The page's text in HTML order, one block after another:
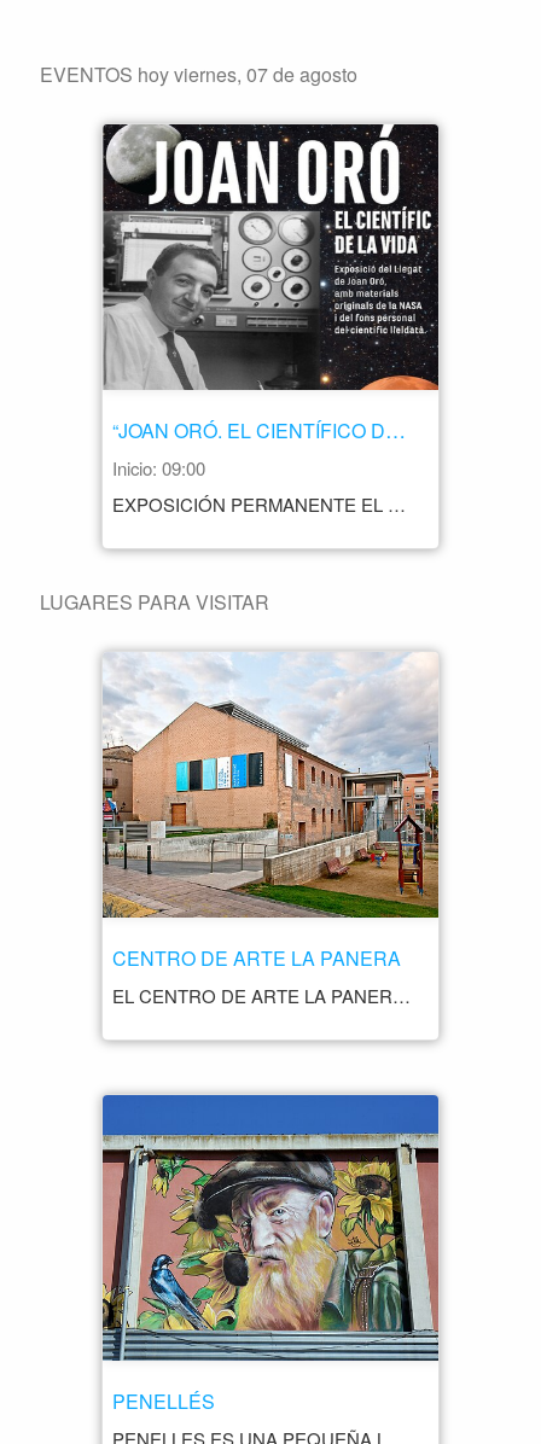
EVENTOS hoy viernes, 07 de agosto
“JOAN ORÓ. EL CIENTÍFICO DE LA VIDA”
Inicio: 09:00
EXPOSICIÓN PERMANENTE EL TÍTULO DE LA EXPOSICIÓN RECOGE EL LEMA QUE MOVIÓ AL CIENTÍFICO LERIDANO: DESCUBRIR EL ORIGEN DE LA VIDA. LA MUESTRA RECOGE UN TOTAL DE 161 PIEZAS RELEVANTES DE SU LEGADO: LA MESA DE TRABAJO, DE MODELO PRESIDENCIAL, QUE VIAJÓ DE LLEIDA A HOUSTON Y REGRESO A LLEIDA, CON SILLAS A JUEGO; LAS LIBRETAS DE TRABAJO CON APUNTES Y LIBROS ESPECIALIZADOS; FOTOGRAFÍAS PERSONALES, DIPLOMAS Y CONMEMORACIONES RECIBIDAS A LO LARGO DE SU CARRERA; IMÁGENES ORIGINALES DE LA NASA, GLOBO DE MARTE Y DE LA LUNA, INSTRUMENTOS DE TRABAJO, COMO UN ORDENADOR MACINTOSH, UNA CÁMARA POLAROID O DIAPOSITIVAS, ASÍ COMO MUESTRAS DE METEORITOS, CON LOS EMBALAJES ORIGINALES. LA EXPOSICIÓN SE COMPLEMENTA CON LA BIOGRAFÍA DE JOAN ORÓ Y UN VÍDEO EXPLICATIVO DE SU VIDA Y UNA ENTREVISTA DEL AÑO 2002, CEDIDOS POR TV3. HORARIO MARTES A DOMINGO 11.00 A 14.00 PRECIO ENTRADA GRATUITA CONTACTO +34 973 21 19 92
LUGARES PARA VISITAR
CENTRO DE ARTE LA PANERA
EL CENTRO DE ARTE LA PANERA ES UNA INSTITUCIÓN DEDICADA A LA PROMOCIÓN Y EXHIBICIÓN DE ARTE CONTEMPORÁNEO. OFRECE EXPOSICIONES DE ARTISTAS CONTEMPORÁNEOS TANTO LOCALES COMO INTERNACIONALES EN DIVERSAS DISCIPLINAS, COMO PINTURA, ESCULTURA, FOTOGRAFÍA, VIDEOARTE Y MÁS. EL EDIFICIO QUE ALBERGA EL CENTRO DE ARTE LA PANERA ES UNA ANTIGUA FÁBRICA TEXTIL QUE HA SIDO ADAPTADA PARA ALBERGAR ESPACIOS DE EXHIBICIÓN Y ACTIVIDADES CULTURALES. ADEMÁS DE LAS EXPOSICIONES TEMPORALES, EL CENTRO TAMBIÉN ORGANIZA ACTIVIDADES EDUCATIVAS, CONFERENCIAS Y TALLERES RELACIONADOS CON EL ARTE CONTEMPORÁNEO. ES UN LUGAR IMPORTANTE PARA LA ESCENA ARTÍSTICA DE LLEIDA Y OFRECE A LOS VISITANTES LA OPORTUNIDAD DE EXPERIMENTAR UNA VARIEDAD DE EXPRESIONES ARTÍSTICAS MODERNAS Y CONTEMPORÁNEAS. SI ESTÁS INTERESADO EN EL ARTE CONTEMPORÁNEO Y TE ENCUENTRAS EN LLEIDA O PLANEAS VISITAR LA CIUDAD, EL CENTRO DE ARTE LA PANERA ES UN LUGAR QUE VALE LA PENA EXPLORAR PARA APRECIAR LA CREATIVIDAD Y LA INNOVACIÓN EN EL ARTE ACTUAL.
PENELLÉS